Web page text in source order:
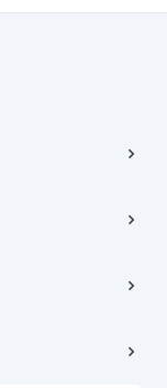
윈트리빌딩) B동 5층
, 8층 미소
에게 있습니다.